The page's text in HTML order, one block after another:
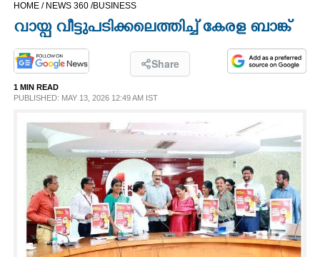
OPINION
PHOTOS
LIFESTYLE
SPIRITUAL
INFO+
HOME / NEWS 360 /BUSINESS
വായ്പ വീട്ടുപടിക്കലെത്തിച്ച് കേരള ബാങ്ക്
Share
1 MIN READ
PUBLISHED: MAY 13, 2026 12:49 AM IST